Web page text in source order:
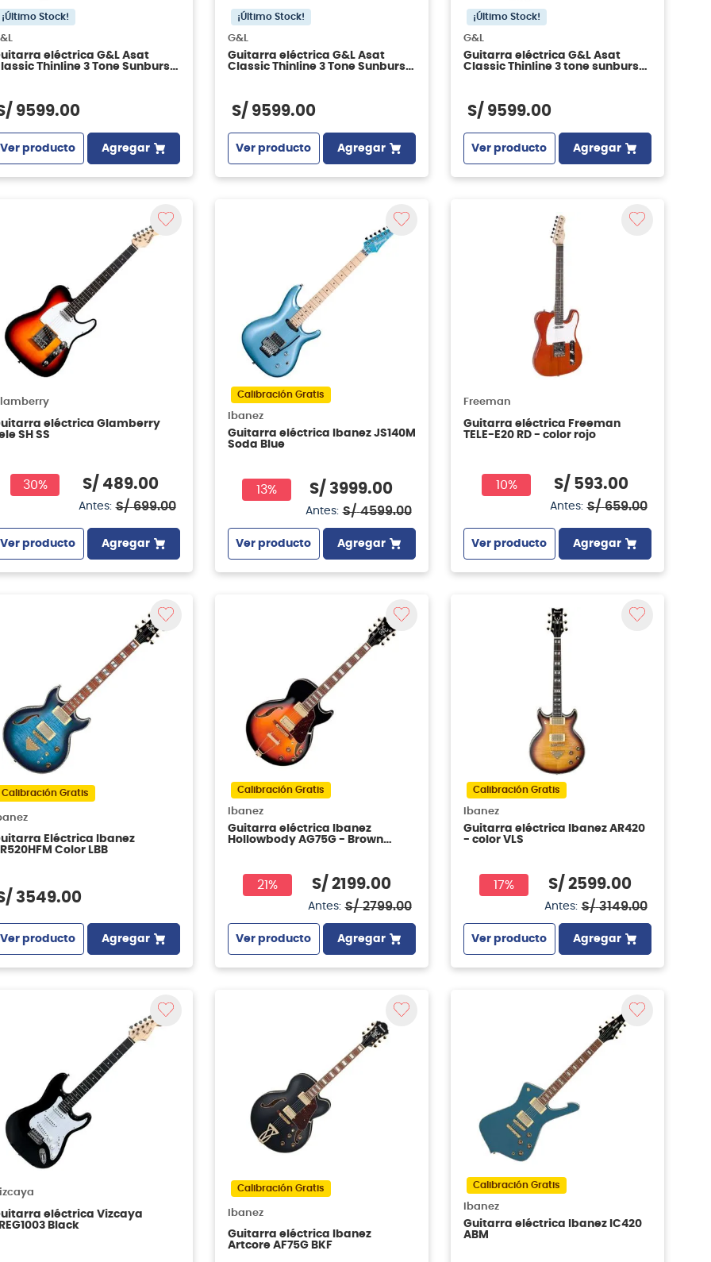
¡Último Stock!
eléctrica G&L Asat
Thinline 3 Tone Sunburst
9599.00
Ver producto Agregar
¡Último Stock!
G&L
Guitarra eléctrica G&L Asat
Classic Thinline 3 Tone Sunburst
S/ 9599.00
Ver producto Agregar
¡Último Stock!
G&L
Guitarra eléctrica G&L Asat
Classic Thinline 3 tone sunburst
S/ 9599.00
Ver producto Agregar
eléctrica Glamberry
SH SS
30% S/ 489.00
Antes: S/ 699.00
Ver producto Agregar
Calibración Gratis
Ibanez
Guitarra eléctrica Ibanez JS140M
Soda Blue
13% S/ 3999.00
Antes: S/ 4599.00
Ver producto Agregar
Freeman
Guitarra eléctrica Freeman
TELE-E20 RD - color rojo
10% S/ 593.00
Antes: S/ 659.00
Ver producto Agregar
Calibración Gratis
Eléctrica Ibanez
Color LBB
3549.00
Ver producto Agregar
Calibración Gratis
Ibanez
Guitarra eléctrica Ibanez
Hollowbody AG75G - Brown
21% S/ 2199.00
Antes: S/ 2799.00
Ver producto Agregar
Calibración Gratis
Ibanez
Guitarra eléctrica Ibanez AR420
- color VLS
17% S/ 2599.00
Antes: S/ 3149.00
Ver producto Agregar
eléctrica Vizcaya
Black
Calibración Gratis
Ibanez
Guitarra eléctrica Ibanez
Artcore AF75G BKF
Calibración Gratis
Ibanez
Guitarra eléctrica Ibanez IC420
ABM